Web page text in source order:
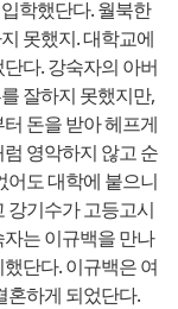
학했단다. 월북한
못했지. 대학교에
다. 강숙자의 아버
잘하지 못했지만,
돈을 받아 헤프게
영악하지 않고 순
어도 대학에 붙으니
강기수가 고등고시
는 이규백을 만나
단다. 이규백은 여
혼하게 되었단다.